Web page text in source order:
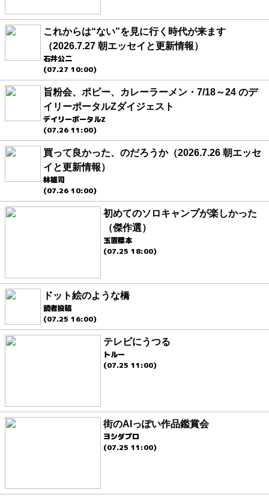
これからは“ない”を見に行く時代が来ます
（2026.7.27 朝エッセイと更新情報）
石井公二
(07.27 10:00)
旨粉会、ポピー、カレーラーメン・7/18～24 のデ
イリーポータルZダイジェスト
デイリーポータルZ
(07.26 11:00)
買って良かった、のだろうか（2026.7.26 朝エッセ
イと更新情報）
林雄司
(07.26 10:00)
初めてのソロキャンプが楽しかった
（傑作選）
玉置標本
(07.25 18:00)
ドット絵のような橋
読者投稿
(07.25 16:00)
テレビにうつる
トルー
(07.25 11:00)
街のAIっぽい作品鑑賞会
ヨシダプロ
(07.25 11:00)